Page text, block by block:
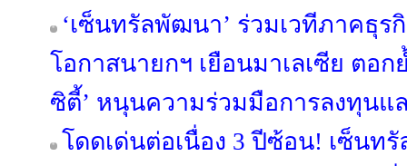
‘เซ็นทรัลพัฒนา’ ร่วมเวทีภาคธุร
โอกาสนายกฯ เยือนมาเลเซีย ตอ
ซิตี้’ หนุนความร่วมมือการลงทุนแ
โดดเด่นต่อเนื่อง 3 ปีซ้อน! เซ็นท